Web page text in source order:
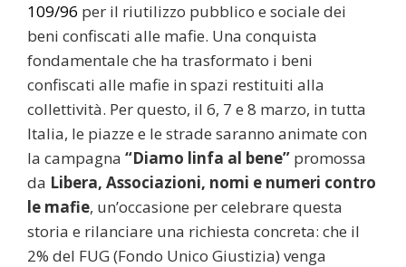
109/96 per il riutilizzo pubblico e sociale dei
beni confiscati alle mafie. Una conquista
fondamentale che ha trasformato i beni
confiscati alle mafie in spazi restituiti alla
collettività. Per questo, il 6, 7 e 8 marzo, in tutta
Italia, le piazze e le strade saranno animate con
la campagna “Diamo linfa al bene” promossa
da Libera, Associazioni, nomi e numeri contro
le mafie, un’occasione per celebrare questa
storia e rilanciare una richiesta concreta: che il
2% del FUG (Fondo Unico Giustizia) venga